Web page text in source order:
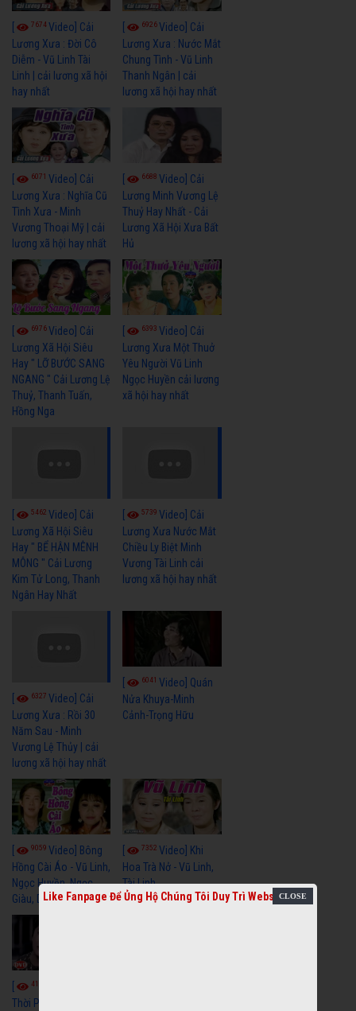
7674Video] Cải
Lương Xưa : Đời Cô
Diễm - Vũ Linh Tài
Linh | cải lương xã hội
hay nhất
6926Video] Cải
Lương Xưa : Nước Mắt
Chung Tình - Vũ Linh
Thanh Ngân | cải
lương xã hội hay nhất
6071 Video] Cải
Lương Xưa : Nghĩa Cũ
Tình Xưa - Minh
Vương Thoại Mỹ | cải
lương xã hội hay nhất
6688Video] Cải
Lương Minh Vương Lệ
Thuỷ Hay Nhất - Cải
Lương Xã Hội Xưa Bất
Hủ
6976Video] Cải
Lương Xã Hội Siêu
Hay " LỠ BƯỚC SANG
NGANG " Cải Lương Lệ
Thuỷ, Thanh Tuấn,
Hồng Nga
6393Video] Cải
Lương Xưa Một Thuở
Yêu Người Vũ Linh
Ngọc Huyền cải lương
xã hội hay nhất
5462 Video] Cải
Lương Xã Hội Siêu
Hay " BỂ HẬN MÊNH
MÔNG " Cải Lương
Kim Tử Long, Thanh
Ngân Hay Nhất
5739Video] Cải
Lương Xưa Nước Mắt
Chiều Ly Biệt Minh
Vương Tài Linh cải
lương xã hội hay nhất
6327 Video] Cải
Lương Xưa : Rồi 30
Năm Sau - Minh
Vương Lệ Thủy | cải
lương xã hội hay nhất
6041Video] Quán
Nửa Khuya-Minh
Cảnh-Trọng Hữu
9059 Video] Bông
Hồng Cài Áo - Vũ Linh,
Ngọc Huyền, Ngọc
Giàu, Diệp Lang
7352Video] Khi
Hoa Trà Nở - Vũ Linh,
Tài Linh
4110
Thời Phóng Đãng - Vũ
Like Fanpage Để Ủng Hộ Chúng Tôi Duy Trì Website